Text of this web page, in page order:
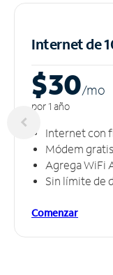
Internet de
$30/mo
por 1 año
Internet con
Módem gratis
Agrega WiFi
Sin límite de
Comenzar